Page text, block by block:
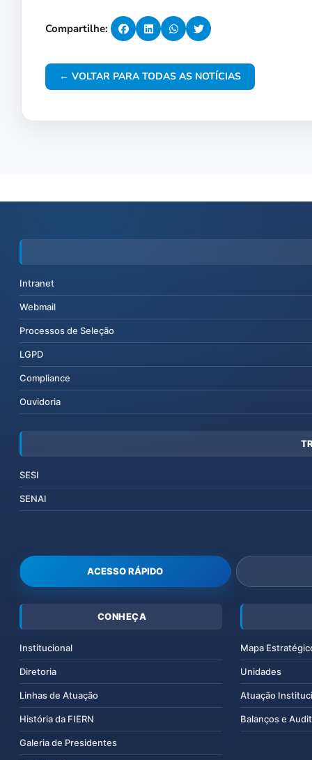
Compartilhe:
← VOLTAR PARA TODAS AS NOTÍCIAS
Intranet
Webmail
Processos de Seleção
LGPD
Compliance
Ouvidoria
SESI
SENAI
ACESSO RÁPIDO
CONHEÇA
Institucional
Diretoria
Linhas de Atuação
História da FIERN
Galeria de Presidentes
Mapa
Unidades
Atuação
Balanços e